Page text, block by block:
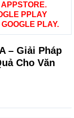
PPLAY
PLAY.
– Giải Pháp
Cho Văn